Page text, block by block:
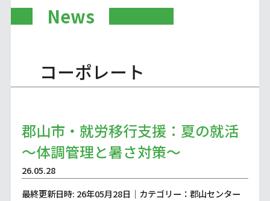
News
コーポレート
郡山市・就労移行支援：夏の就活
～体調管理と暑さ対策～
26.05.28
最終更新日時: 26年05月28日｜カテゴリー：郡山センター